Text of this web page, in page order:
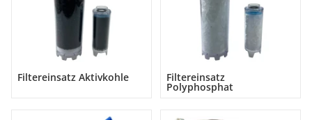
Filtereinsatz Aktivkohle Filtereinsatz
Polyphosphat